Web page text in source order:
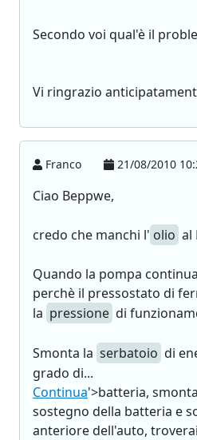
Secondo voi qual'è il
Vi ringrazio
Franco 21/08/2010
Ciao Beppwe,
credo che manchi l' olio al
Quando la pompa
perchè il pressostato di
la pressione di
Smonta la serbatoio di
grado di...
Continua'>batteria,
sostegno della batteria e
anteriore dell'auto,